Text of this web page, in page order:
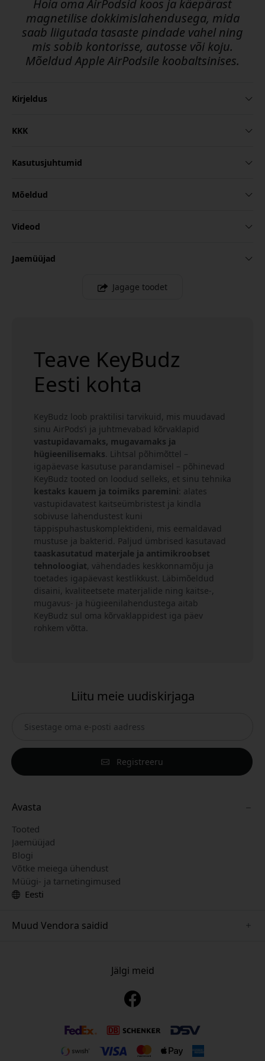
Hoia oma AirPodsid koos ja käepärast
magnetilise dokkimislahendusega, mida
saab liigutada tasaste pindade vahel ning
mis sobib kontorisse, autosse või koju.
Mõeldud Apple AirPodsile koobaltsinises.
Kirjeldus
KKK
Kasutusjuhtumid
Mõeldud
Videod
Jaemüüjad
Jagage toodet
Teave KeyBudz
Eesti kohta
KeyBudz loob praktilisi tarvikuid, mis muudavad
sinu AirPods’i ja juhtmevabad kõrvaklapid
vastupidavamaks, mugavamaks ja
hügieenilisemaks. Lihtsal põhimõttel –
igapäevase kasutuse parandamisel – põhinevad
KeyBudz tooted on loodud selleks, et sinu tehnika
kestaks kauem ja toimiks paremini: alates
vastupidavatest kaitseümbristest ja kindla
sobivuse lahendustest kuni
täppispuhastuskomplektideni, mis eemaldavad
mustuse ja bakterid. Paljud ümbrised kasutavad
taaskasutatud materjale ja antimikroobset
tehnoloogiat, vähendades keskkonnamõju ja
toetades igapäevast kestlikkust. Läbimõeldud
disaini, kvaliteetsete materjalide ning kaitse-,
mugavus- ja hügieenilahendustega aitab
KeyBudz sul oma kõrvaklappidest iga päev
rohkem võtta.
Liitu meie uudiskirjaga
Registreeru
Avasta
Tooted
Jaemüüjad
Blogi
Võtke meiega ühendust
Müügi- ja tarnetingimused
Eesti
Muud Vendora saidid
www.myfirst.se
Jälgi meid